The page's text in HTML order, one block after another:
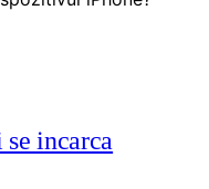
incarca